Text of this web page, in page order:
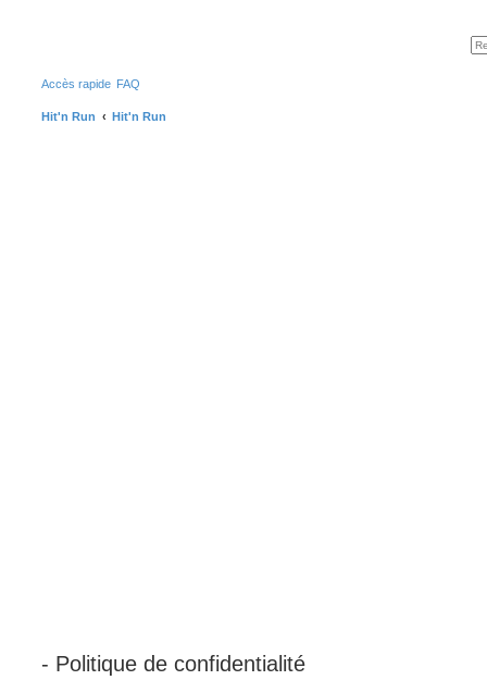
Accès rapide FAQ
Hit'n Run Hit'n Run
- Politique de confidentialité